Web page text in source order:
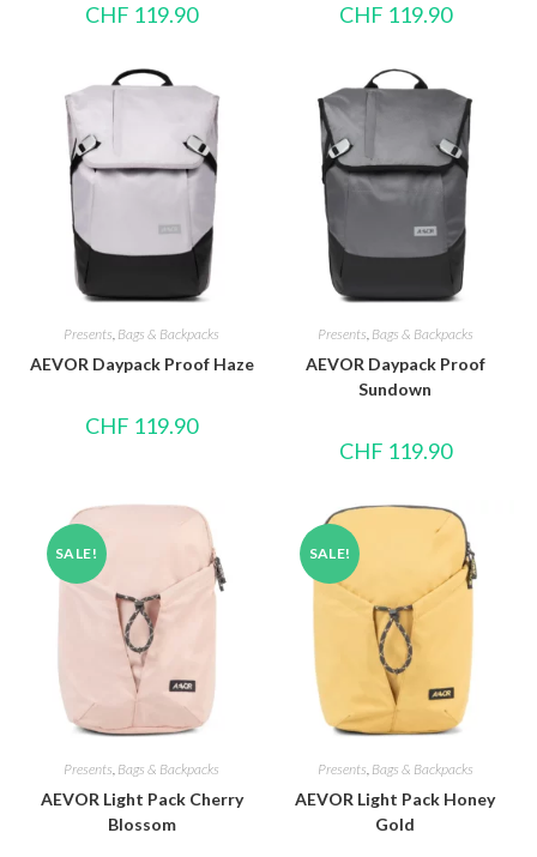
CHF 119.90 CHF 119.90
Presents Bags & Backpacks
AEVOR Daypack Proof Haze
CHF 119.90
Presents Bags & Backpacks
AEVOR Daypack Proof
Sundown
CHF 119.90
SALE!
Presents, Bags & Backpacks
AEVOR Light Pack Cherry
Blossom
SALE!
Presents, Bags & Backpacks
AEVOR Light Pack Honey
Gold